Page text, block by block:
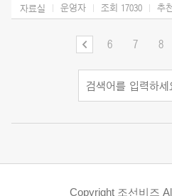
자료실 운영자 조회 17030 추
6 7 8
Copyright 조선비즈